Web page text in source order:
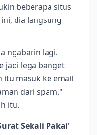
beberapa situs
dia langsung
ngabarin lagi.
jadi lega banget
itu masuk ke email
dari spam."
itu.
Sekali Pakai'